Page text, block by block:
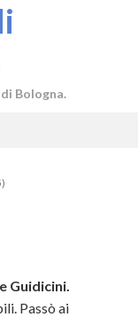
Bologna.
Guidicini.
Passò ai